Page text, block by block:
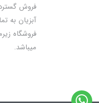
فروش
فروشگاه
میباشد.